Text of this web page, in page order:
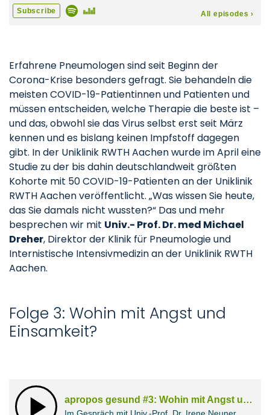
Erfahrene Pneumologen sind seit Beginn der
Corona-Krise besonders gefragt. Sie behandeln die
meisten COVID-19-Patientinnen und Patienten und
müssen entscheiden, welche Therapie die beste ist –
und das, obwohl sie das Virus selbst erst seit März
kennen und es bislang keinen Impfstoff dagegen
gibt. In der Uniklinik RWTH Aachen wurde im April eine
Studie zu der bis dahin deutschlandweit größten
Kohorte mit 50 COVID-19-Patienten an der Uniklinik
RWTH Aachen veröffentlicht. „Was wissen Sie heute,
das Sie damals nicht wussten?“ Das und mehr
besprechen wir mit Univ.- Prof. Dr. med Michael
Dreher, Direktor der Klinik für Pneumologie und
Internistische Intensivmedizin an der Uniklinik RWTH
Aachen.
Folge 3: Wohin mit Angst und
Einsamkeit?